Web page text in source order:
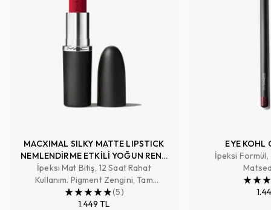
MACXIMAL SILKY MATTE LIPSTICK
NEMLENDİRME ETKİLİ YOĞUN RENK
SAĞLAYAN RUJ
İpeksi Mat Bitiş, 12 Saat Rahat
Kullanım. Pigment Zengini, Tam
Kapatıcılık Sağlayan Renk
(5)
1.449 TL
EYE KOHL
İpeksi